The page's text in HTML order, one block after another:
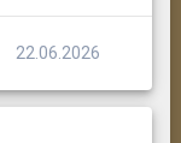
22.06.2026